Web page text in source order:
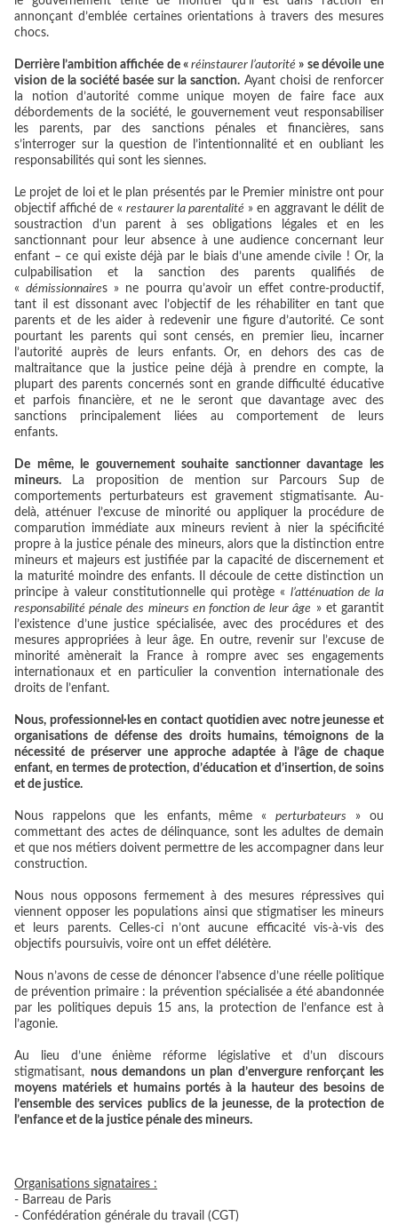
annonçant d’emblée certaines orientations à travers des mesures
chocs.
Derrière l’ambition affichée de « réinstaurer l’autorité » se dévoile une
vision de la société basée sur la sanction. Ayant choisi de renforcer
la notion d’autorité comme unique moyen de faire face aux
débordements de la société, le gouvernement veut responsabiliser
les parents, par des sanctions pénales et financières, sans
s’interroger sur la question de l’intentionnalité et en oubliant les
responsabilités qui sont les siennes.
Le projet de loi et le plan présentés par le Premier ministre ont pour
objectif affiché de « restaurer la parentalité » en aggravant le délit de
soustraction d’un parent à ses obligations légales et en les
sanctionnant pour leur absence à une audience concernant leur
enfant – ce qui existe déjà par le biais d’une amende civile ! Or, la
culpabilisation et la sanction des parents qualifiés de
«démissionnaires » ne pourra qu’avoir un effet contre-productif,
tant il est dissonant avec l’objectif de les réhabiliter en tant que
parents et de les aider à redevenir une figure d’autorité. Ce sont
pourtant les parents qui sont censés, en premier lieu, incarner
l’autorité auprès de leurs enfants. Or, en dehors des cas de
maltraitance que la justice peine déjà à prendre en compte, la
plupart des parents concernés sont en grande difficulté éducative
et parfois financière, et ne le seront que davantage avec des
sanctions principalement liées au comportement de leurs
enfants.
De même, le gouvernement souhaite sanctionner davantage les
mineurs. La proposition de mention sur Parcours Sup de
comportements perturbateurs est gravement stigmatisante. Au-
delà, atténuer l’excuse de minorité ou appliquer la procédure de
comparution immédiate aux mineurs revient à nier la spécificité
propre à la justice pénale des mineurs, alors que la distinction entre
mineurs et majeurs est justifiée par la capacité de discernement et
la maturité moindre des enfants. Il découle de cette distinction un
principe à valeur constitutionnelle qui protège « l’atténuation de la
responsabilité pénale des mineurs en fonction de leur âge » et garantit
l’existence d’une justice spécialisée, avec des procédures et des
mesures appropriées à leur âge. En outre, revenir sur l’excuse de
minorité amènerait la France à rompre avec ses engagements
internationaux et en particulier la convention internationale des
droits de l’enfant.
Nous, professionnel·les en contact quotidien avec notre jeunesse et
organisations de défense des droits humains, témoignons de la
nécessité de préserver une approche adaptée à l’âge de chaque
enfant, en termes de protection, d’éducation et d’insertion, de soins
et de justice.
Nous rappelons que les enfants, même «perturbateurs » ou
commettant des actes de délinquance, sont les adultes de demain
et que nos métiers doivent permettre de les accompagner dans leur
construction.
Nous nous opposons fermement à des mesures répressives qui
viennent opposer les populations ainsi que stigmatiser les mineurs
et leurs parents. Celles-ci n’ont aucune efficacité vis-à-vis des
objectifs poursuivis, voire ont un effet délétère.
Nous n’avons de cesse de dénoncer l’absence d’une réelle politique
de prévention primaire : la prévention spécialisée a été abandonnée
par les politiques depuis 15 ans, la protection de l’enfance est à
l’agonie.
Au lieu d’une énième réforme législative et d’un discours
stigmatisant, nous demandons un plan d’envergure renforçant les
moyens matériels et humains portés à la hauteur des besoins de
l’ensemble des services publics de la jeunesse, de la protection de
l’enfance et de la justice pénale des mineurs.
Organisations signataires :
- Barreau de Paris
- Confédération générale du travail (CGT)